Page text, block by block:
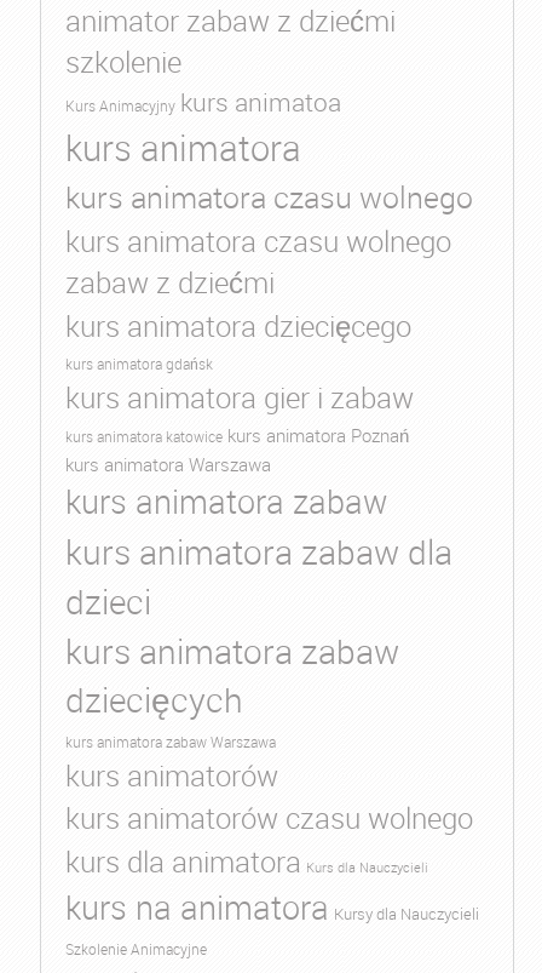
animator zabaw z dziećmi
szkolenie
Kurs Animacyjny kurs animatoa
kurs animatora
kurs animatora czasu wolnego
kurs animatora czasu wolnego
zabaw z dziećmi
kurs animatora dziecięcego
kurs animatora gdańsk
kurs animatora gier i zabaw
kurs animatora katowice kurs animatora Poznań
kurs animatora Warszawa
kurs animatora zabaw
kurs animatora zabaw dla
dzieci
kurs animatora zabaw
dziecięcych
kurs animatora zabaw Warszawa
kurs animatorów
kurs animatorów czasu wolnego
kurs dla animatora Kurs dla Nauczycieli
kurs na animatora Kursy dla Nauczycieli
Szkolenie Animacyjne